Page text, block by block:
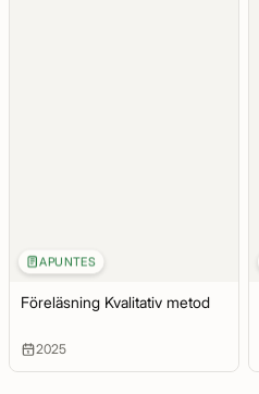
APUNTES
Föreläsning Kvalitativ metod
2025